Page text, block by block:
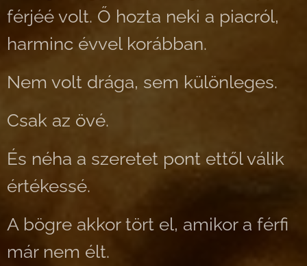
férjéé volt. Ő hozta neki a piacról,
harminc évvel korábban.
Nem volt drága, sem különleges.
Csak az övé.
És néha a szeretet pont ettől válik
értékessé.
A bögre akkor tört el, amikor a férfi
már nem élt.